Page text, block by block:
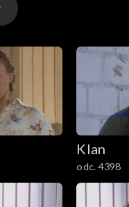
Klan
odc. 4398